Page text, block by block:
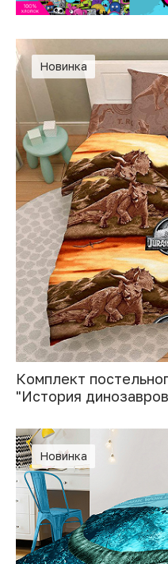
Новинка
Комплект
"История
Новинка